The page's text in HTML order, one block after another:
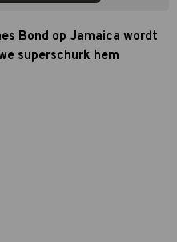
Bond op Jamaica wordt
superschurk hem